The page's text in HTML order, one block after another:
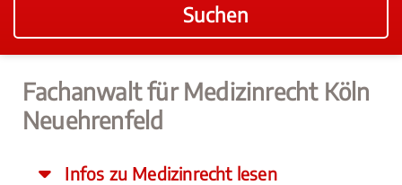
Suchen
Fachanwalt für Medizinrecht Köln
Neuehrenfeld
Infos zu Medizinrecht lesen